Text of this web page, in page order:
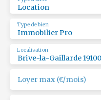
Location
Immobilier Pro
Type de bien
Brive-la-Gaillarde 19100
Localisation
Loyer max (€/mois)